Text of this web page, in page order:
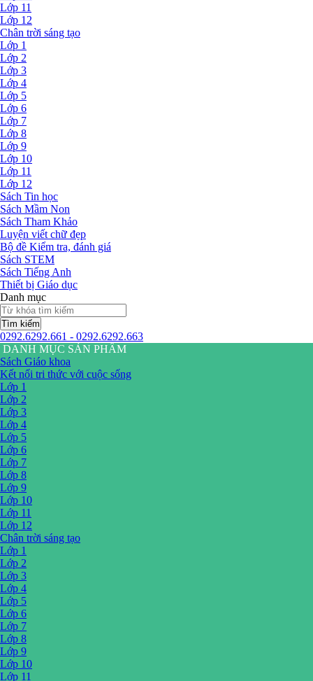
Lớp 11
Lớp 12
Chân trời sáng tạo
Lớp 1
Lớp 2
Lớp 3
Lớp 4
Lớp 5
Lớp 6
Lớp 7
Lớp 8
Lớp 9
Lớp 10
Lớp 11
Lớp 12
Sách Tin học
Sách Mầm Non
Sách Tham Khảo
Luyện viết chữ đẹp
Bộ đề Kiểm tra, đánh giá
Sách STEM
Sách Tiếng Anh
Thiết bị Giáo dục
Danh mục
Tìm kiếm
0292.6292.661 - 0292.6292.663
DANH MỤC SẢN PHẨM
Sách Giáo khoa
Kết nối tri thức với cuộc sống
Lớp 1
Lớp 2
Lớp 3
Lớp 4
Lớp 5
Lớp 6
Lớp 7
Lớp 8
Lớp 9
Lớp 10
Lớp 11
Lớp 12
Chân trời sáng tạo
Lớp 1
Lớp 2
Lớp 3
Lớp 4
Lớp 5
Lớp 6
Lớp 7
Lớp 8
Lớp 9
Lớp 10
Lớp 11